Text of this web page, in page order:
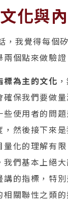
化與
，我覺得每個
個點來做驗證
標為主的文化
確保我們要做
使用者的問
然後接下來
量化的理解有
們基本上絕
講的指標，特
相關聯性之類